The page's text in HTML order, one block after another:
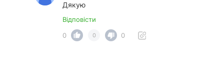
Дякую
Відповісти
0
0 0